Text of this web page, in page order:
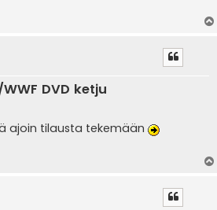
DVD ketju
ajoin tilausta tekemään